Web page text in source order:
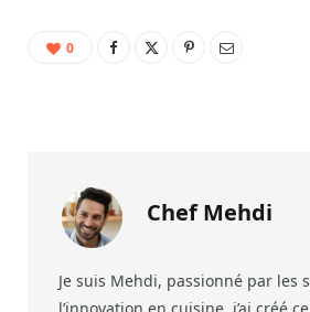
0
Chef Mehdi
Je suis Mehdi, passionné par les